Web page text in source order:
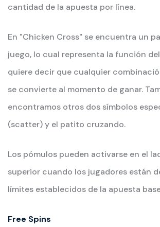
cantidad de la apuesta por línea.
En "Chicken Cross" se encuentra un
juego, lo cual representa la función
quiere decir que cualquier
se convierte al momento de ganar.
encontramos otros dos símbolos
(scatter) y el patito cruzando.
Los pómulos pueden activarse en el
superior cuando los jugadores están
límites establecidos de la apuesta
Free Spins